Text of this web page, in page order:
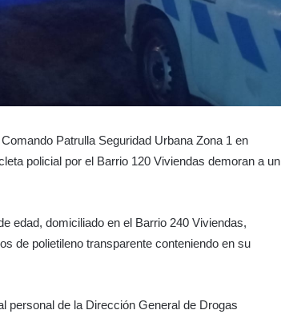
Patrulla Seguridad Urbana Zona 1 en
policial por el Barrio 120 Viviendas demoran a un
edad, domiciliado en el Barrio 240 Viviendas,
de polietileno transparente conteniendo en su
personal de la Dirección General de Drogas